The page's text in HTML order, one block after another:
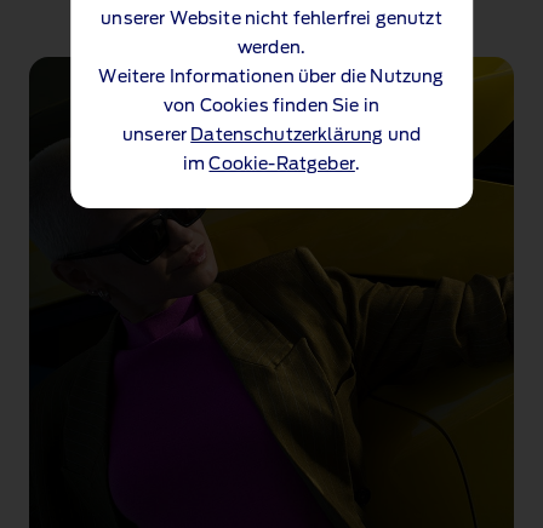
unserer Website nicht fehlerfrei genutzt
werden.
Weitere Informationen über die Nutzung
von Cookies finden Sie in
unserer Datenschutzerklärung und
imCookie-Ratgeber.